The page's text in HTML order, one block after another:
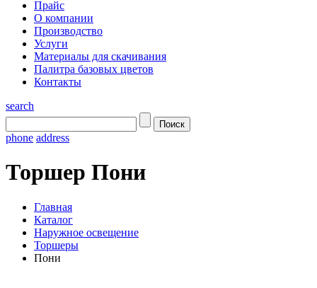
Прайс
О компании
Производство
Услуги
Материалы для скачивания
Палитра базовых цветов
Контакты
search
phone address
Торшер Пони
Главная
Каталог
Наружное освещение
Торшеры
Пони